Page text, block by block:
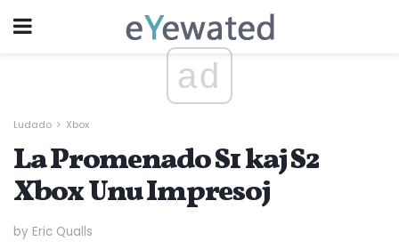
ad
Ludado Xbox
La Promenado S1 kaj S2
Xbox Unu Impresoj
by Eric Qualls